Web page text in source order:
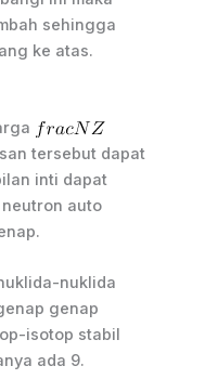
sehingga
ke atas.
tersebut dapat
inti dapat
auto
nuklida
genap
isotop stabil
ada 9.